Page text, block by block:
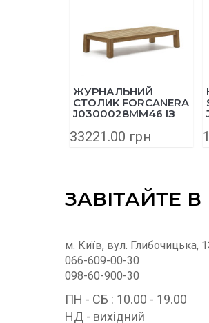
ЖУРНАЛЬНИЙ
СТОЛИК FORCANERA
J0300028MM46 ІЗ
150X71 СМ
33221.00 грн
ЗАВІТАЙТЕ
м. Київ, вул. Глибочицька,
066-609-00-30
098-60-900-30
ПН - СБ : 10.00 - 19.00
НД - вихідний